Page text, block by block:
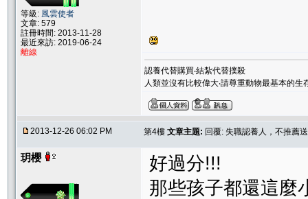
等級: 風雲使者
文章: 579
註冊時間: 2013-11-28
最近來訪: 2019-06-24
離線
認養代替購買‧結紮代替撲殺
人類並沒有比較偉大‧請尊重動物最基本的生
2013-12-26 06:02 PM 第4樓 文章主題: 回覆: 失職認養人，不推薦
玥櫻
好過分!!!
那些孩子都還這麼